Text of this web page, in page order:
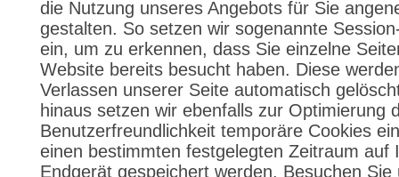
die Nutzung unseres Angebots für Sie
gestalten. So setzen wir sogenannte
ein, um zu erkennen, dass Sie einzelne
Website bereits besucht haben. Diese
Verlassen unserer Seite automatisch
hinaus setzen wir ebenfalls zur Optimierung
Benutzerfreundlichkeit temporäre Cookies
einen bestimmten festgelegten Zeitraum auf
Endgerät gespeichert werden. Besuchen Sie